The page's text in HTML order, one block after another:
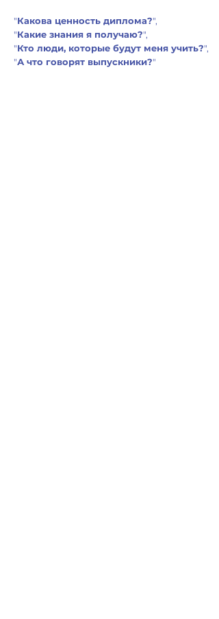
"Какова ценность диплома?",
"Какие знания я получаю?",
"Кто люди, которые будут меня учить?",
"А что говорят выпускники?"